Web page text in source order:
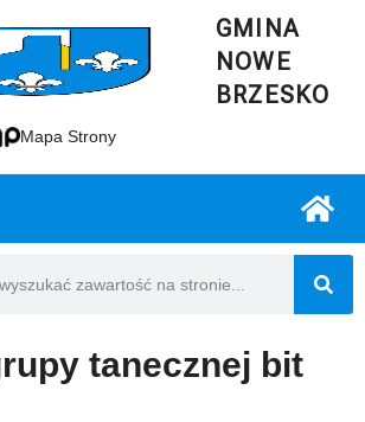
GMINA
NOWE
BRZESKO
Mapa Strony
tanecznej bit